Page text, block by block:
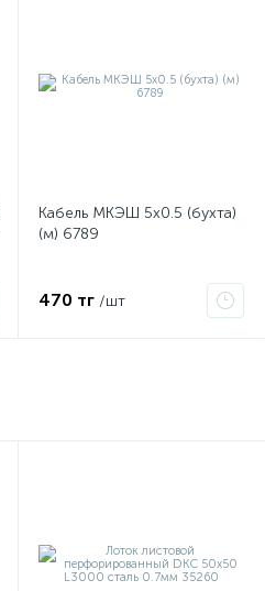
Кабель МКЭШ 5х0.5 (бухта)
(м) 6789
470 тг /шт